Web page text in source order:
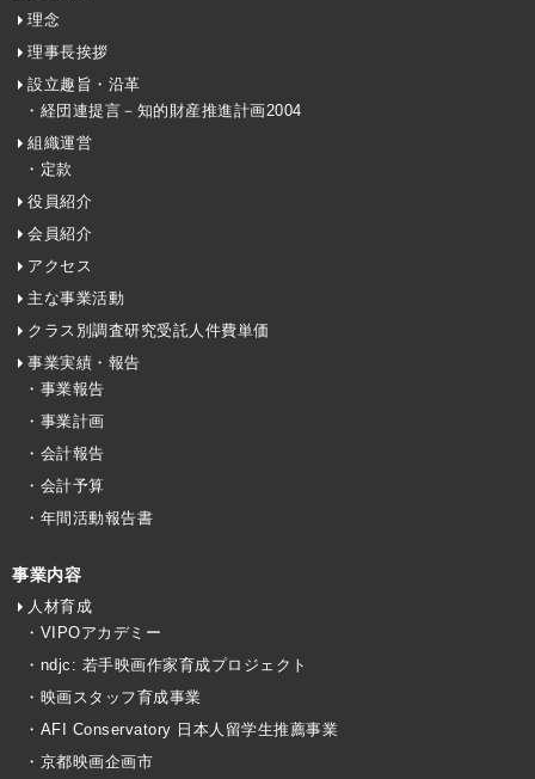
理念
理事長挨拶
設立趣旨・沿革
・経団連提言－知的財産推進計画2004
組織運営
・定款
役員紹介
会員紹介
アクセス
主な事業活動
クラス別調査研究受託人件費単価
事業実績・報告
・事業報告
・事業計画
・会計報告
・会計予算
・年間活動報告書
事業内容
人材育成
・VIPOアカデミー
・ndjc: 若手映画作家育成プロジェクト
・映画スタッフ育成事業
・AFI Conservatory 日本人留学生推薦事業
・京都映画企画市